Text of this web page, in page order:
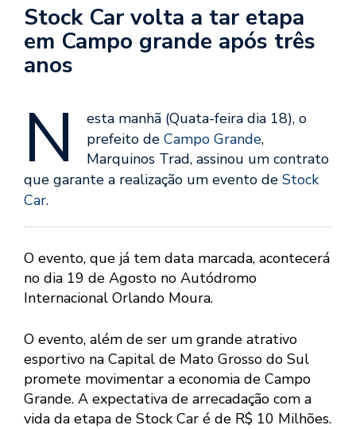
Stock Car volta a tar etapa
em Campo grande após três
anos
N
esta manhã (Quata-feira dia 18), o
prefeito de Campo Grande,
Marquinos Trad, assinou um contrato
que garante a realização um evento de Stock
Car.
O evento, que já tem data marcada, acontecerá
no dia 19 de Agosto no Autódromo
Internacional Orlando Moura.
O evento, além de ser um grande atrativo
esportivo na Capital de Mato Grosso do Sul
promete movimentar a economia de Campo
Grande. A expectativa de arrecadação com a
vida da etapa de Stock Car é de R$ 10 Milhões.